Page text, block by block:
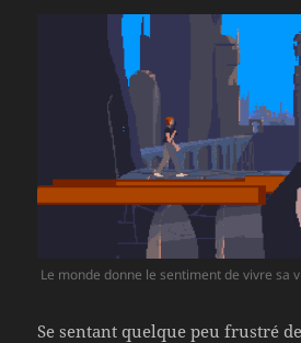
Le monde donne le sentiment de vivre sa
Se sentant quelque peu frustré